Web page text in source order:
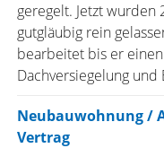
geregelt. Jetzt wurden
gutgläubig rein
bearbeitet bis er
Dachversiegelung und
Neubauwohnung /
Vertrag